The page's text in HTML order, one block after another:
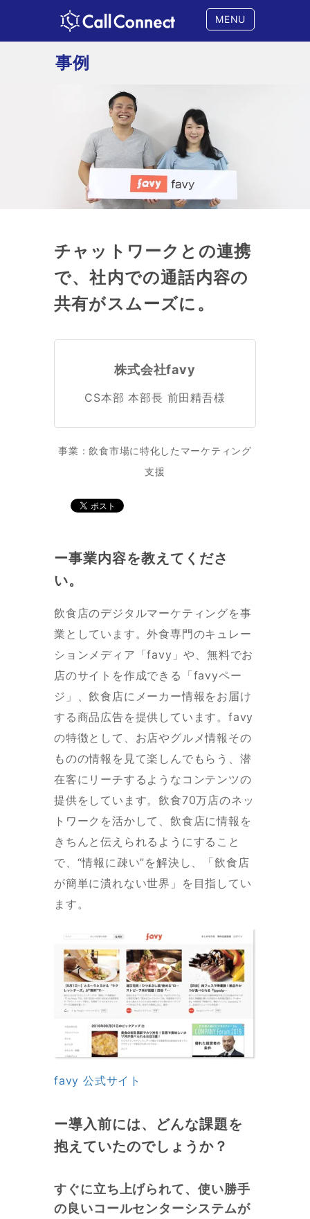
MENU
事例
チャットワークとの連携
で、社内での通話内容の
共有がスムーズに。
株式会社favy
CS本部 本部長 前田精吾様
事業：飲食市場に特化したマーケティング
支援
ー事業内容を教えてくださ
い。
飲食店のデジタルマーケティングを事
業としています。外食専門のキュレー
ションメディア「favy」や、無料でお
店のサイトを作成できる「favyペー
ジ」、飲食店にメーカー情報をお届け
する商品広告を提供しています。favy
の特徴として、お店やグルメ情報その
ものの情報を見て楽しんでもらう、潜
在客にリーチするようなコンテンツの
提供をしています。飲食70万店のネッ
トワークを活かして、飲食店に情報を
きちんと伝えられるようにすること
で、“情報に疎い”を解決し、「飲食店
が簡単に潰れない世界」を目指してい
ます。
favy 公式サイト
ー導入前には、どんな課題を
抱えていたのでしょうか？
すぐに立ち上げられて、使い勝手
の良いコールセンターシステムが